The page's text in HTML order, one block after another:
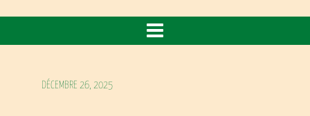
DÉCEMBRE 26, 2025